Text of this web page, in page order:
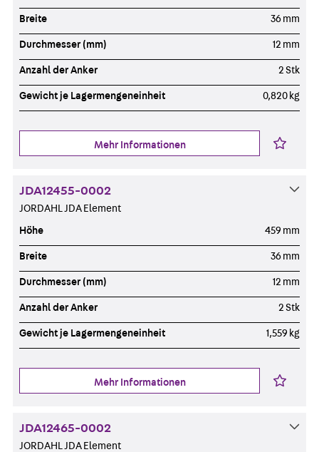
Breite 36 mm
Durchmesser (mm) 12 mm
Anzahl der Anker 2 Stk
Gewicht je Lagermengeneinheit 0,820 kg
Mehr Informationen
JDA12455-0002
JORDAHL JDA Element
Höhe 459 mm
Breite 36 mm
Durchmesser (mm) 12 mm
Anzahl der Anker 2 Stk
Gewicht je Lagermengeneinheit 1,559 kg
Mehr Informationen
JDA12465-0002
JORDAHL JDA Element